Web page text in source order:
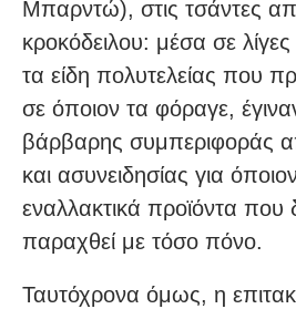
Μπαρντώ), στις τσάντες
κροκόδειλου: μέσα σε λίγες
τα είδη πολυτελείας που
σε όποιον τα φόραγε,
βάρβαρης συμπεριφοράς
και ασυνειδησίας για
εναλλακτικά προϊόντα που
παραχθεί με τόσο πόνο.
Ταυτόχρονα όμως, η